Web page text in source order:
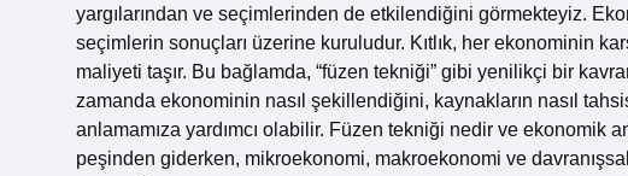
yargılarından ve seçimlerinden de etkilendiğini görmekteyiz.
seçimlerin sonuçları üzerine kuruludur. Kıtlık, her ekonominin
maliyeti taşır. Bu bağlamda, “füzen tekniği” gibi yenilikçi bir
zamanda ekonominin nasıl şekillendiğini, kaynakların nasıl
anlamamıza yardımcı olabilir. Füzen tekniği nedir ve ekonomik
peşinden giderken, mikroekonomi, makroekonomi ve